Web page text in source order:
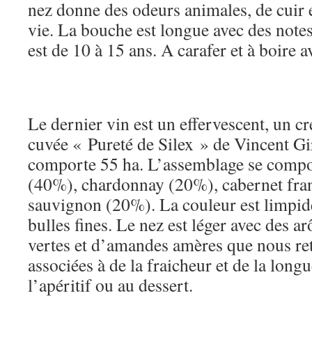
nez donne des odeurs animales, de cuir
vie. La bouche est longue avec des
est de 10 à 15 ans. A carafer et à boire
Le dernier vin est un effervescent, un
cuvée « Pureté de Silex » de Vincent
comporte 55 ha. L’assemblage se
(40%), chardonnay (20%), cabernet
sauvignon (20%). La couleur est
bulles fines. Le nez est léger avec des
vertes et d’amandes amères que nous
associées à de la fraicheur et de la
l’apéritif ou au dessert.